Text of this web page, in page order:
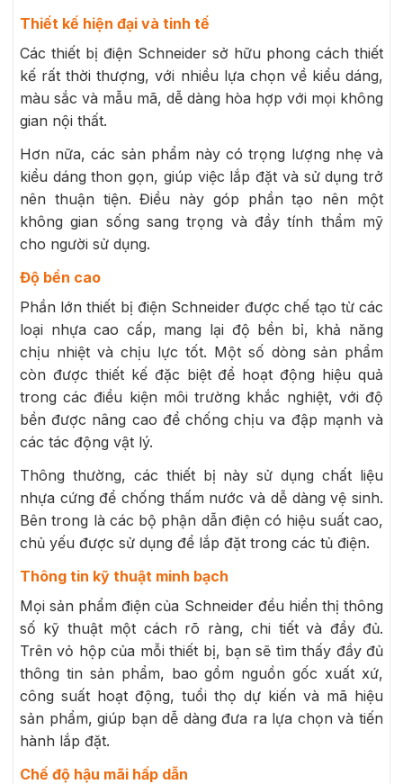
Thiết kế hiện đại và tinh tế
Các thiết bị điện Schneider sở hữu phong cách thiết
kế rất thời thượng, với nhiều lựa chọn về kiểu dáng,
màu sắc và mẫu mã, dễ dàng hòa hợp với mọi không
gian nội thất.
Hơn nữa, các sản phẩm này có trọng lượng nhẹ và
kiểu dáng thon gọn, giúp việc lắp đặt và sử dụng trở
nên thuận tiện. Điều này góp phần tạo nên một
không gian sống sang trọng và đầy tính thẩm mỹ
cho người sử dụng.
Độ bền cao
Phần lớn thiết bị điện Schneider được chế tạo từ các
loại nhựa cao cấp, mang lại độ bền bỉ, khả năng
chịu nhiệt và chịu lực tốt. Một số dòng sản phẩm
còn được thiết kế đặc biệt để hoạt động hiệu quả
trong các điều kiện môi trường khắc nghiệt, với độ
bền được nâng cao để chống chịu va đập mạnh và
các tác động vật lý.
Thông thường, các thiết bị này sử dụng chất liệu
nhựa cứng để chống thấm nước và dễ dàng vệ sinh.
Bên trong là các bộ phận dẫn điện có hiệu suất cao,
chủ yếu được sử dụng để lắp đặt trong các tủ điện.
Thông tin kỹ thuật minh bạch
Mọi sản phẩm điện của Schneider đều hiển thị thông
số kỹ thuật một cách rõ ràng, chi tiết và đầy đủ.
Trên vỏ hộp của mỗi thiết bị, bạn sẽ tìm thấy đầy đủ
thông tin sản phẩm, bao gồm nguồn gốc xuất xứ,
công suất hoạt động, tuổi thọ dự kiến và mã hiệu
sản phẩm, giúp bạn dễ dàng đưa ra lựa chọn và tiến
hành lắp đặt.
Chế độ hậu mãi hấp dẫn